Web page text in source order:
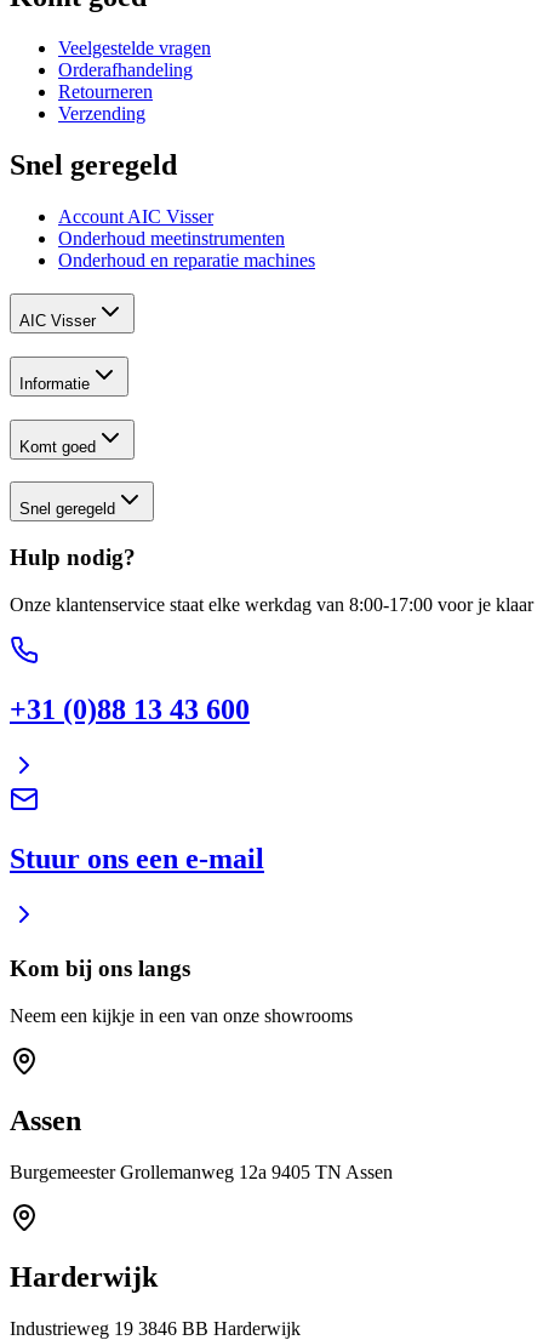
Veelgestelde vragen
Orderafhandeling
Retourneren
Verzending
Snel geregeld
Account AIC Visser
Onderhoud meetinstrumenten
Onderhoud en reparatie machines
AIC Visser
Informatie
Komt goed
Snel geregeld
Hulp nodig?
Onze klantenservice staat elke werkdag van 8:00-17:00 voor je klaar
+31 (0)88 13 43 600
Stuur ons een e-mail
Kom bij ons langs
Neem een kijkje in een van onze showrooms
Assen
Burgemeester Grollemanweg 12a 9405 TN Assen
Harderwijk
Industrieweg 19 3846 BB Harderwijk